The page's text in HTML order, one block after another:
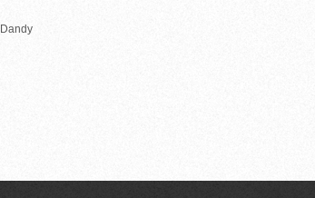
Dandy